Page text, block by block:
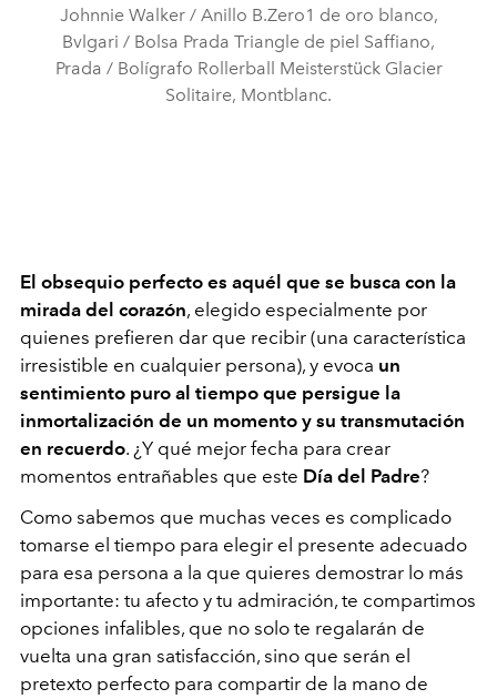
Johnnie Walker / Anillo B.Zero1 de oro blanco,
Bvlgari / Bolsa Prada Triangle de piel Saffiano,
Prada / Bolígrafo Rollerball Meisterstück Glacier
Solitaire, Montblanc.
El obsequio perfecto es aquél que se busca con la
mirada del corazón, elegido especialmente por
quienes prefieren dar que recibir (una característica
irresistible en cualquier persona), y evoca un
sentimiento puro al tiempo que persigue la
inmortalización de un momento y su transmutación
en recuerdo. ¿Y qué mejor fecha para crear
momentos entrañables que este Día del Padre?
Como sabemos que muchas veces es complicado
tomarse el tiempo para elegir el presente adecuado
para esa persona a la que quieres demostrar lo más
importante: tu afecto y tu admiración, te compartimos
opciones infalibles, que no solo te regalarán de
vuelta una gran satisfacción, sino que serán el
pretexto perfecto para compartir de la mano de